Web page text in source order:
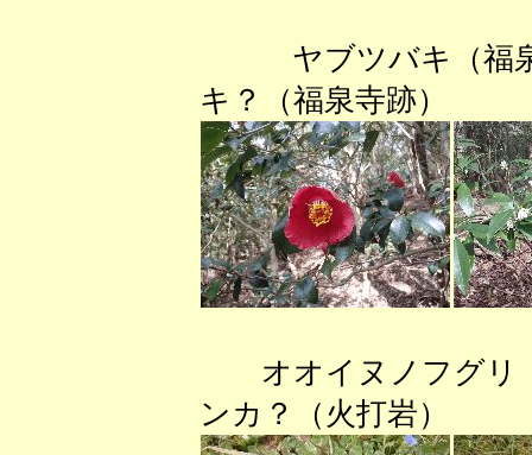
ヤブツバキ（
キ？（福泉寺跡
オオイヌノフグ
ンカ？（火打岩）